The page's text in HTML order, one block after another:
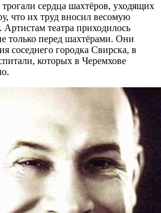
сердца шахтёров, уходящих
что их труд вносил весомую
театра приходилось
только перед шахтёрами. Они
соседнего городка Свирска, в
которых в Черемхове